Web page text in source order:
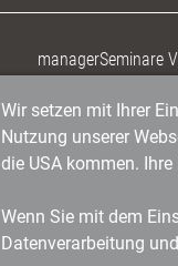
managerSeminare
Wir setzen mit Ihrer
Nutzung unserer
die USA kommen.
Wenn Sie mit dem
Datenverarbeitung